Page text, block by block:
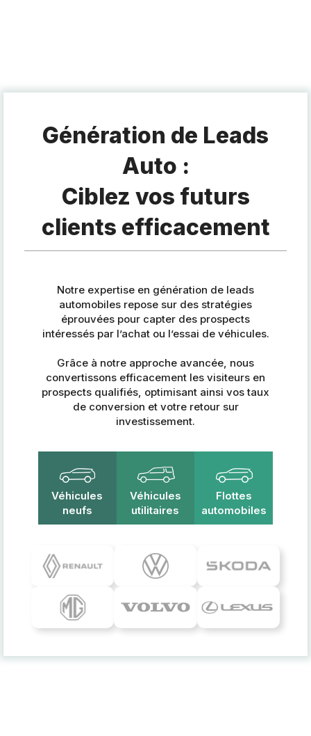
Génération de Leads
Auto :
Ciblez vos futurs
clients efficacement
Notre expertise en génération de leads
automobiles repose sur des stratégies
éprouvées pour capter des prospects
intéressés par l’achat ou l’essai de véhicules.
Grâce à notre approche avancée, nous
convertissons efficacement les visiteurs en
prospects qualifiés, optimisant ainsi vos taux
de conversion et votre retour sur
investissement.
Véhicules
neufs
Véhicules
utilitaires
Flottes
automobiles